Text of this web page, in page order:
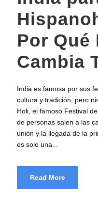
Por Qué
Cambia
India es famosa por sus
cultura y tradición, pero
Holi, el famoso Festival
de personas salen a las
unión y la llegada de la
es solo una...
Read More